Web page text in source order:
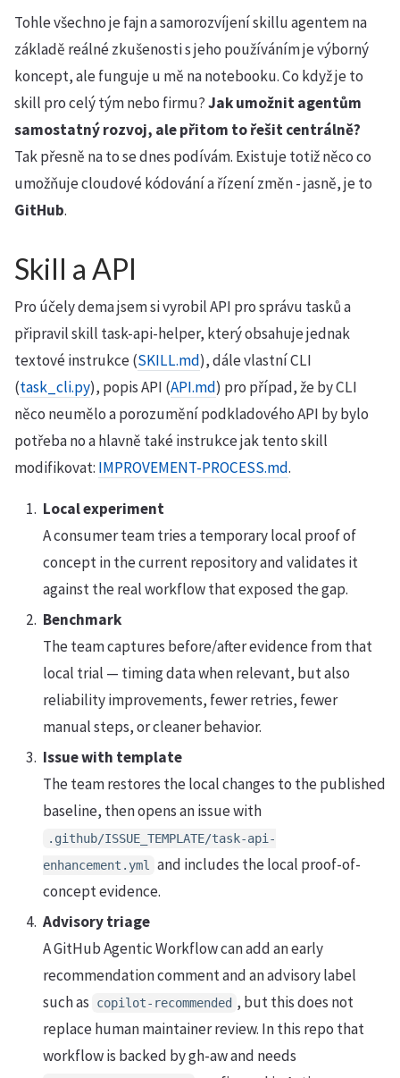
Tohle všechno je fajn a samorozvíjení skillu agentem na
základě reálné zkušenosti s jeho používáním je výborný
koncept, ale funguje u mě na notebooku. Co když je to
skill pro celý tým nebo firmu?Jak umožnit agentům
samostatný rozvoj, ale přitom to řešit centrálně?
Tak přesně na to se dnes podívám. Existuje totiž něco co
umožňuje cloudové kódování a řízení změn - jasně, je to
GitHub.
Skill a API
Pro účely dema jsem si vyrobil API pro správu tasků a
připravil skill task-api-helper, který obsahuje jednak
textové instrukce (SKILL.md), dále vlastní CLI
(task_cli.py), popis API (API.md) pro případ, že by CLI
něco neumělo a porozumění podkladového API by bylo
potřeba no a hlavně také instrukce jak tento skill
modifikovat: IMPROVEMENT-PROCESS.md.
Local experiment
A consumer team tries a temporary local proof of
concept in the current repository and validates it
against the real workflow that exposed the gap.
Benchmark
The team captures before/after evidence from that
local trial — timing data when relevant, but also
reliability improvements, fewer retries, fewer
manual steps, or cleaner behavior.
Issue with template
The team restores the local changes to the published
baseline, then opens an issue with
.github/ISSUE_TEMPLATE/task-api-
enhancement.yml
and includes the local proof-of-
concept evidence.
Advisory triage
A GitHub Agentic Workflow can add an early
recommendation comment and an advisory label
such as
copilot-recommended , but this does not
replace human maintainer review. In this repo that
workflow is backed by gh-aw and needs